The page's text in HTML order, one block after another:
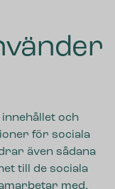
och
för sociala
även sådana
till de sociala
med.